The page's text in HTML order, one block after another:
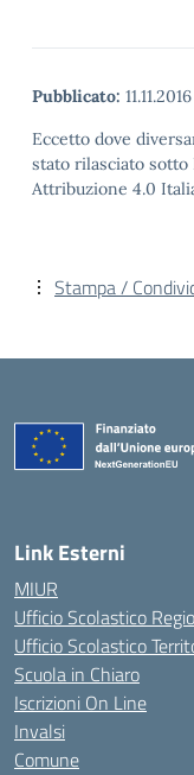
Pubblicato: 11.11.2016
Eccetto dove
stato rilasciato sotto
Attribuzione 4.0
Stampa /
Link Esterni
MIUR
Ufficio Scolastico
Ufficio Scolastico
Scuola in Chiaro
Iscrizioni On Line
Invalsi
Comune